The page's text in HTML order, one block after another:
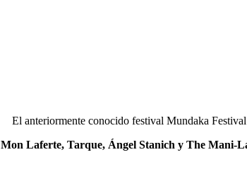
El anteriormente conocido festival Mundaka
Laferte, Tarque, Ángel Stanich y The Mani-